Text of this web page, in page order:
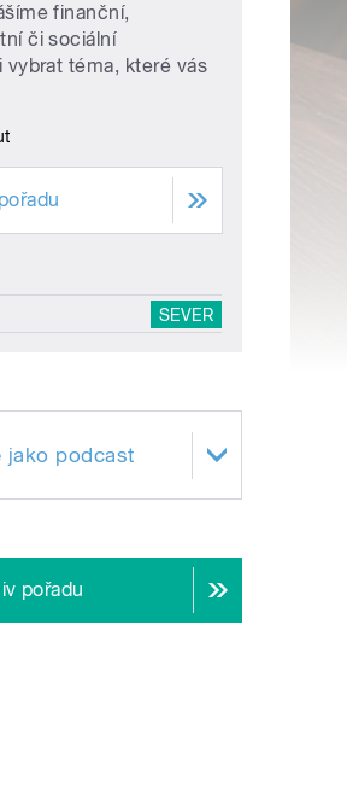
finanční,
či sociální
vybrat téma, které vás
SEVER
jako podcast
pořadu